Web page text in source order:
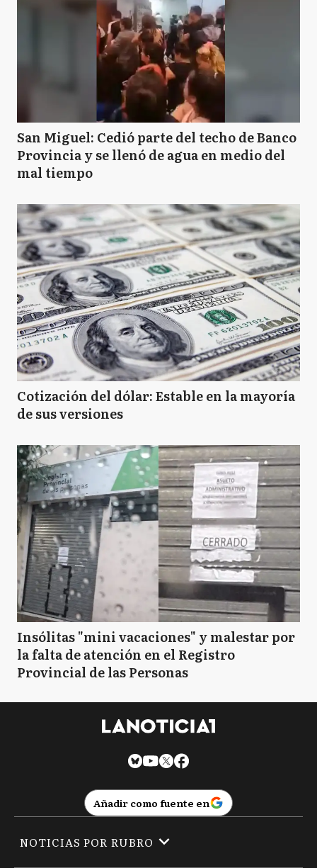
San Miguel: Cedió parte del techo de Banco
Provincia y se llenó de agua en medio del
mal tiempo
Cotización del dólar: Estable en la mayoría
de sus versiones
Insólitas "mini vacaciones" y malestar por
la falta de atención en el Registro
Provincial de las Personas
Añadir como fuente en
NOTICIAS POR RUBRO